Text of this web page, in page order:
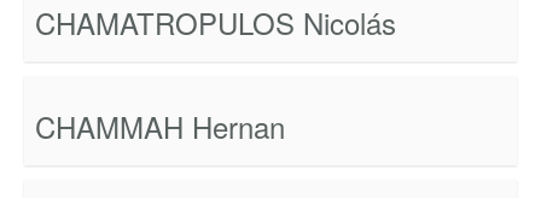
CHAMATROPULOS Nicolás
CHAMMAH Hernan